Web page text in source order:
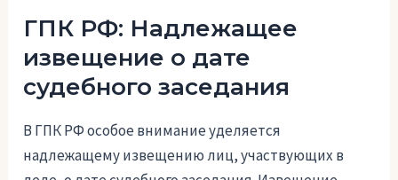
ГПК РФ: Надлежащее
извещение о дате
судебного заседания
В ГПК РФ особое внимание уделяется
надлежащему извещению лиц, участвующих в